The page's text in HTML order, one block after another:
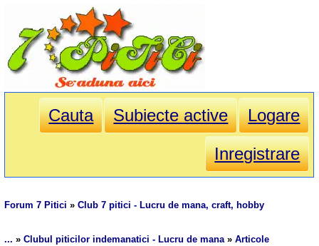
Cauta Subiecte active
Logare
Inregistrare
Forum 7 Pitici »Club 7 pitici - Lucru de mana, craft, hobby
... »Clubul piticilor indemanatici - Lucru de mana»Articole